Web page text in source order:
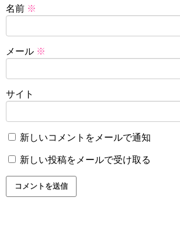
名前 ※
メール ※
サイト
新しいコメントをメールで通知
新しい投稿をメールで受け取る